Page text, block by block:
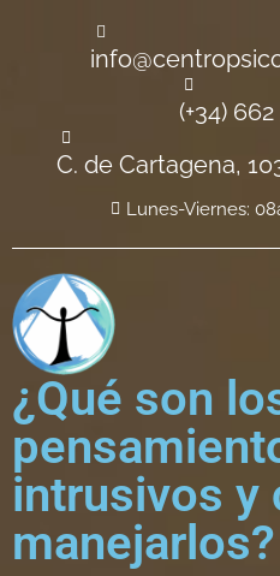
(+34)
C. de Cartagena,
Lunes-Viernes:
¿Qué son
intrusivos y
manejarlos?